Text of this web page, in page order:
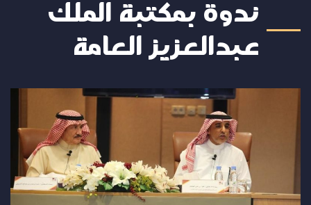
ندوة بمكتبة الملك
عبدالعزيز العامة